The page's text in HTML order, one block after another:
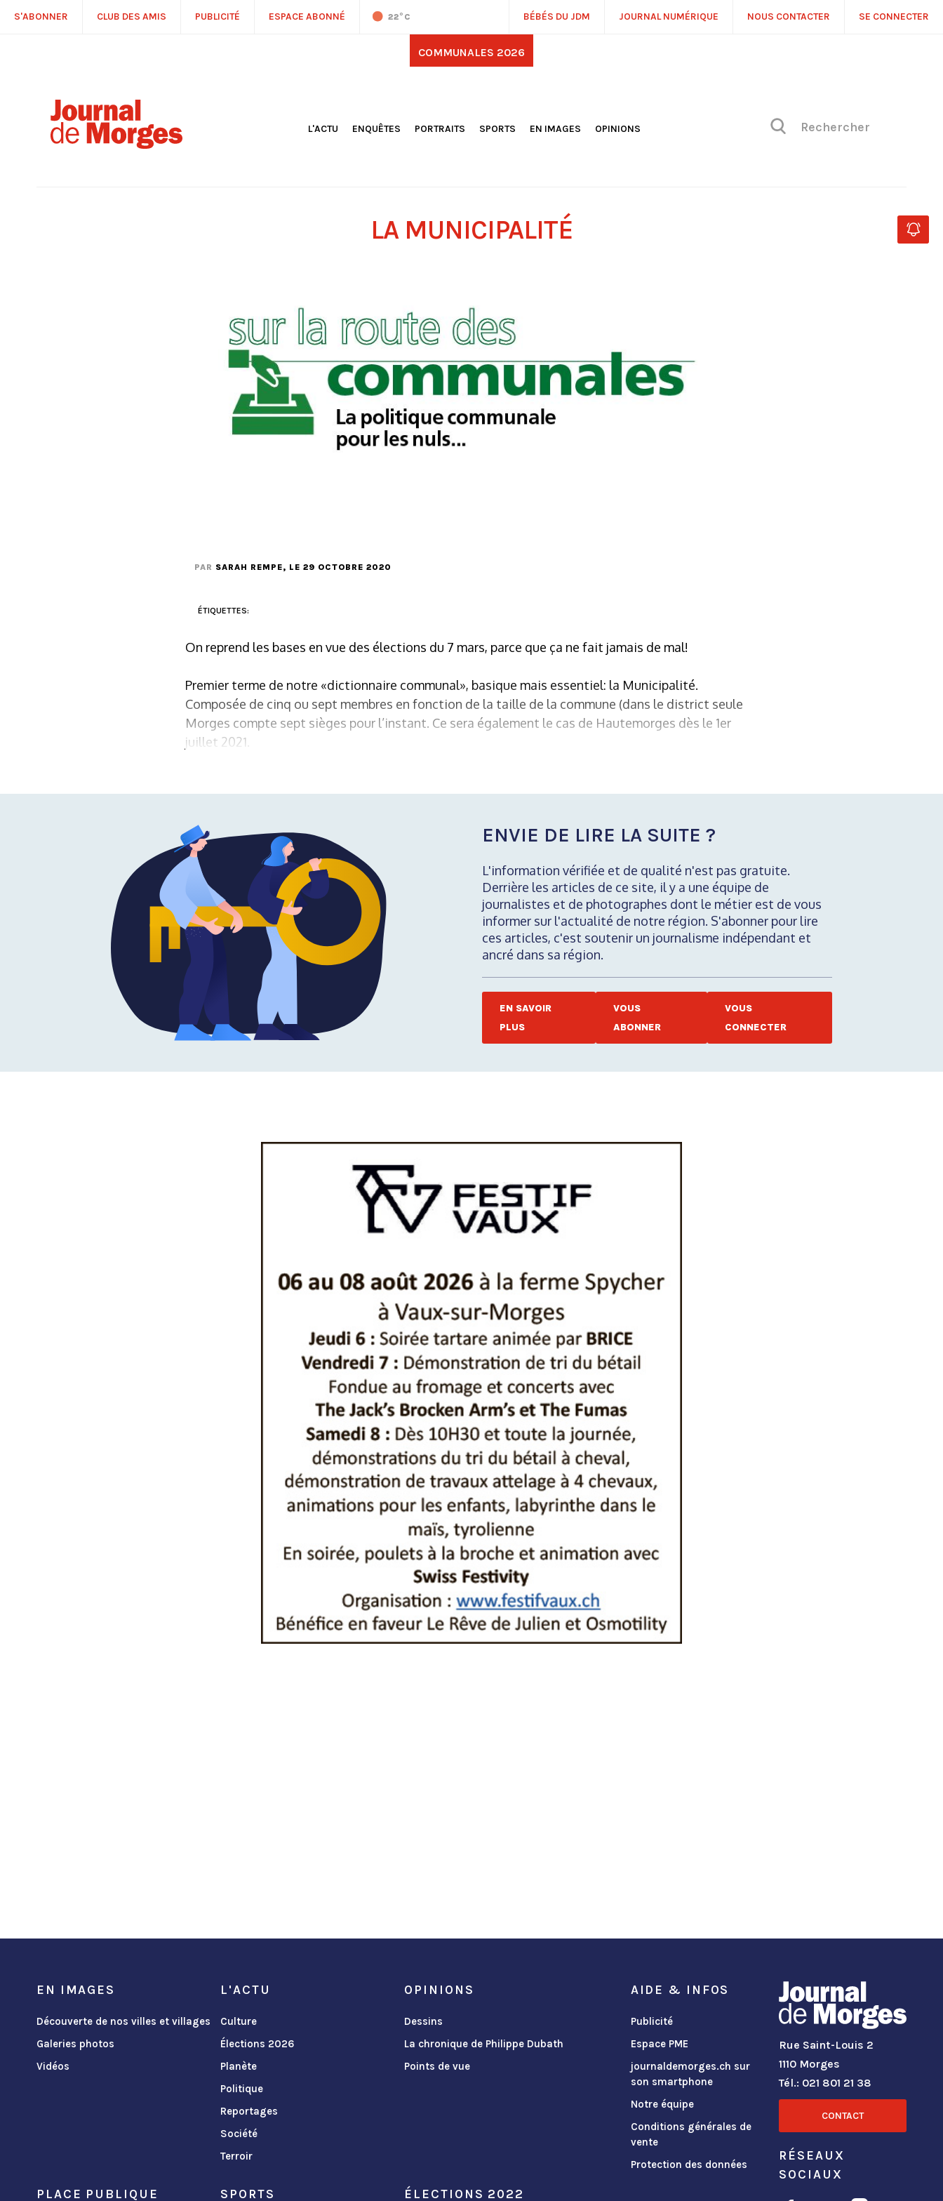
S'ABONNER CLUB DES AMIS PUBLICITÉ ESPACE ABONNÉ 22°C BÉBÉS DU JDM JOURNAL NUMÉRIQUE NOUS CONTACTER SE CONNECTER
COMMUNALES 2026
L'ACTU
ENQUÊTES PORTRAITS
SPORTS
EN IMAGES
OPINIONS
LA MUNICIPALITÉ
PAR SARAH REMPE, LE 29 OCTOBRE 2020
ÉTIQUETTES:
On reprend les bases en vue des élections du 7 mars, parce que ça ne fait jamais de mal!
Premier terme de notre «dictionnaire communal», basique mais essentiel: la Municipalité.
Composée de cinq ou sept membres en fonction de la taille de la commune (dans le district seule
Morges compte sept sièges pour l’instant. Ce sera également le cas de Hautemorges dès le 1er
juillet 2021.
ENVIE DE LIRE LA SUITE ?
L'information vérifiée et de qualité n'est pas gratuite.
Derrière les articles de ce site, il y a une équipe de
journalistes et de photographes dont le métier est de vous
informer sur l'actualité de notre région. S'abonner pour lire
ces articles, c'est soutenir un journalisme indépendant et
ancré dans sa région.
EN SAVOIR
PLUS
VOUS
ABONNER
VOUS
CONNECTER
EN IMAGES
Découverte de nos villes et villages
Galeries photos
Vidéos
L'ACTU
Culture
Élections 2026
Planète
Politique
Reportages
Société
Terroir
OPINIONS
Dessins
La chronique de Philippe Dubath
Points de vue
PLACE PUBLIQUE SPORTS ÉLECTIONS 2022
AIDE & INFOS
Publicité
Espace PME
journaldemorges.ch sur
son smartphone
Notre équipe
Conditions générales de
vente
Protection des données
Rue Saint-Louis 2
1110 Morges
Tél.: 021 801 21 38
CONTACT
RÉSEAUX
SOCIAUX